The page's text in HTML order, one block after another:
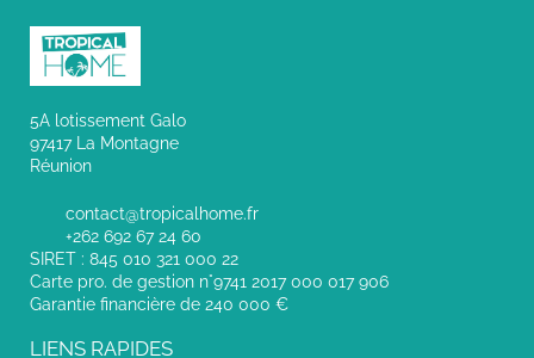
5A lotissement Galo
97417 La Montagne
Réunion
contact@tropicalhome.fr
+262 692 67 24 60
SIRET : 845 010 321 000 22
Carte pro. de gestion n°9741 2017 000 017 906
Garantie financière de 240 000 €
LIENS RAPIDES